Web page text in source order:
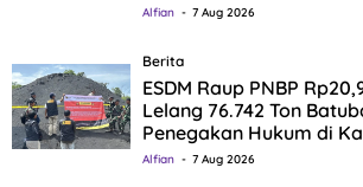
Alfian 7 Aug 2026
Berita
ESDM Raup PNBP
Lelang 76.742 Ton
Penegakan Hukum di
Alfian 7 Aug 2026